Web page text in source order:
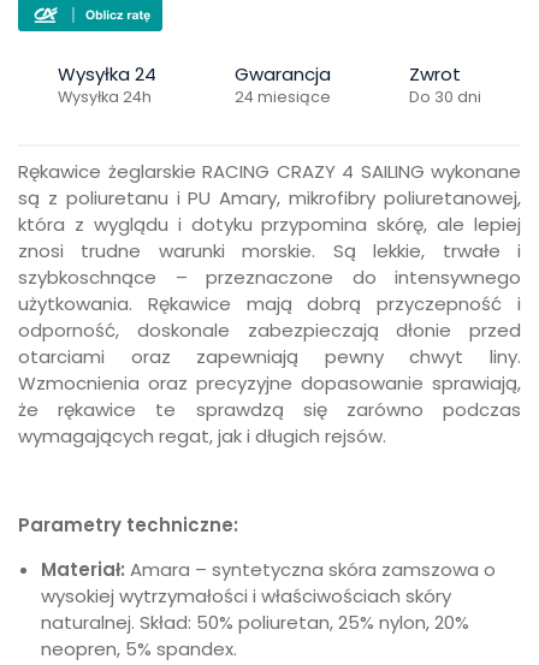
Wysyłka 24
Wysyłka 24h
Gwarancja
24 miesiące
Zwrot
Do 30 dni
Rękawice żeglarskie RACING CRAZY 4 SAILING wykonane
są z poliuretanu i PU Amary, mikrofibry poliuretanowej,
która z wyglądu i dotyku przypomina skórę, ale lepiej
znosi trudne warunki morskie. Są lekkie, trwałe i
szybkoschnące – przeznaczone do intensywnego
użytkowania. Rękawice mają dobrą przyczepność i
odporność, doskonale zabezpieczają dłonie przed
otarciami oraz zapewniają pewny chwyt liny.
Wzmocnienia oraz precyzyjne dopasowanie sprawiają,
że rękawice te sprawdzą się zarówno podczas
wymagających regat, jak i długich rejsów.
Parametry techniczne:
Materiał: Amara – syntetyczna skóra zamszowa o
wysokiej wytrzymałości i właściwościach skóry
naturalnej. Skład: 50% poliuretan, 25% nylon, 20%
neopren, 5% spandex.